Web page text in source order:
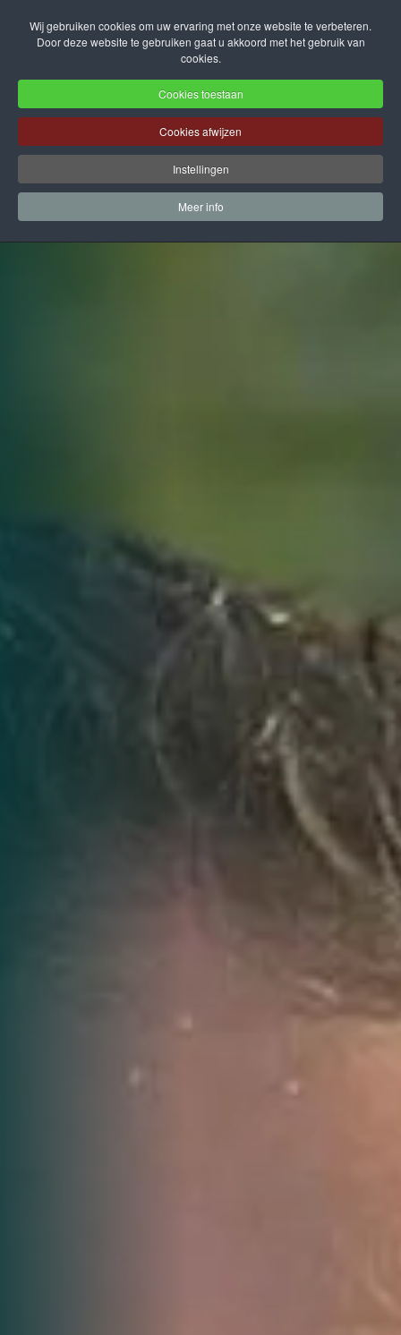
Wij gebruiken cookies om uw ervaring met onze website te verbeteren.
Door deze website te gebruiken gaat u akkoord met het gebruik van
cookies.
Cookies toestaan
Cookies afwijzen
Instellingen
Meer info
Terug naar hoofdinhoud